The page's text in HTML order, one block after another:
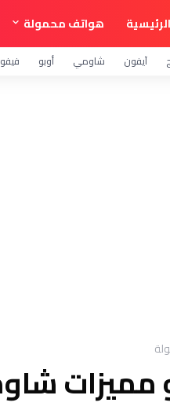
الرئيسية هواتف محمولة
آيفون شاومي أوبو فيفو